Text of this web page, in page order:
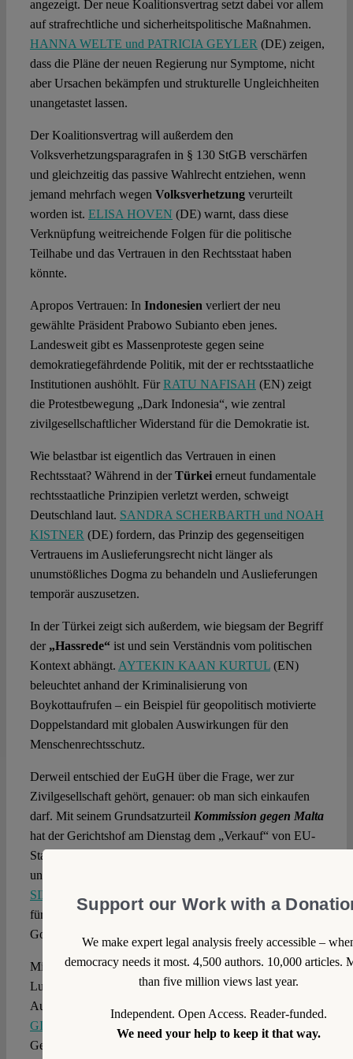
angezeigt. Der neue Koalitionsvertrag setzt dabei vor allem
auf strafrechtliche und sicherheitspolitische Maßnahmen.
HANNA WELTE und PATRICIA GEYLER (DE) zeigen,
dass die Pläne der neuen Regierung nur Symptome, nicht
aber Ursachen bekämpfen und strukturelle Ungleichheiten
unangetastet lassen.
Der Koalitionsvertrag will außerdem den
Volksverhetzungsparagrafen in § 130 StGB verschärfen
und gleichzeitig das passive Wahlrecht entziehen, wenn
jemand mehrfach wegen Volksverhetzungverurteilt
worden ist. ELISA HOVEN (DE) warnt, dass diese
Verknüpfung weitreichende Folgen für die politische
Teilhabe und das Vertrauen in den Rechtsstaat haben
könnte.
Apropos Vertrauen: In Indonesien verliert der neu
gewählte Präsident Prabowo Subianto eben jenes.
Landesweit gibt es Massenproteste gegen seine
demokratiegefährdende Politik, mit der er rechtsstaatliche
Institutionen aushöhlt. FürRATU NAFISAH (EN) zeigt
die Protestbewegung „Dark Indonesia“, wie zentral
zivilgesellschaftlicher Widerstand für die Demokratie ist.
Wie belastbar ist eigentlich das Vertrauen in einen
Rechtsstaat? Während in derTürkei erneut fundamentale
rechtsstaatliche Prinzipien verletzt werden, schweigt
Deutschland laut. SANDRA SCHERBARTH und NOAH
KISTNER (DE) fordern, das Prinzip des gegenseitigen
Vertrauens im Auslieferungsrecht nicht länger als
unumstößliches Dogma zu behandeln und Auslieferungen
temporär auszusetzen.
In der Türkei zeigt sich außerdem, wie biegsam der Begriff
der „Hassrede“ist und sein Verständnis vom politischen
Kontext abhängt. AYTEKIN KAAN KURTUL(EN)
beleuchtet anhand der Kriminalisierung von
Boykottaufrufen – ein Beispiel für geopolitisch motivierte
Doppelstandard mit globalen Auswirkungen für den
Menschenrechtsschutz.
Derweil entschied der EuGH über die Frage, wer zur
Zivilgesellschaft gehört, genauer: ob man sich einkaufen
darf. Mit seinem Grundsatzurteil Kommission gegen Malta
hat der Gerichtshof am Dienstag dem „Verkauf“ von EU-
Staatsbürgerschaften einen klaren Riegel vorgeschoben –
und damit eine Hintertür für Korruption geschlossen.
SIMON COX
(EN) analysiert, was das historische Urteil
für die EU-Bürgerschaft und die Zukunft sogenannter
Goldener Pässe bedeutet.
Mit Spannung blickt man außerdem derzeit nach
Luxemburg, wo der EuGH sich erneut mit den
Auswirkungen der
GIULIANO VOSA
(EN) sieht in der Stellungnahme des
Generalanwalts ein Sinnbild für die politische Mutlosigkeit
Support our Work with a
We make expert legal analysis freely accessible –
democracy needs it most. 4,500 authors. 10,000 articles.
than five million views last year.
Independent. Open Access. Reader-funded.
We need your help to keep it that way.